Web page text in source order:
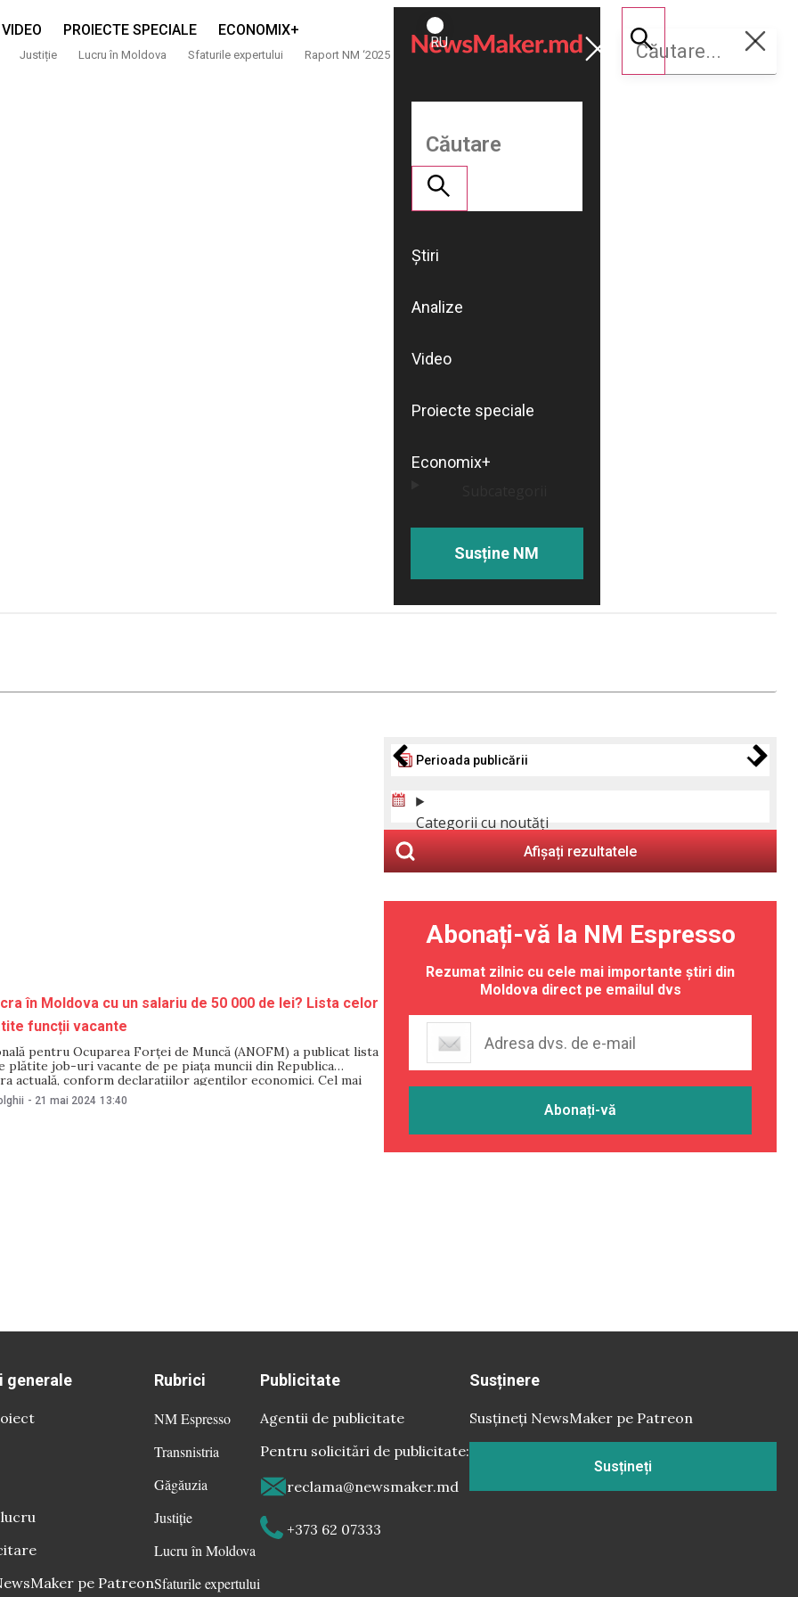
VIDEO PROIECTE SPECIALE ECONOMIX+
Justiție Lucru în Moldova Sfaturile expertului Raport NM ‘2025
ROMÂNĂ
RU
Susține
NM
Știri
Analize
Video
Proiecte speciale
Economix+
Susține NM
în Moldova cu un salariu de 50 000 de lei? Lista celor
funcții vacante
pentru Ocuparea Forței de Muncă (ANOFM) a publicat lista
plătite job-uri vacante de pe piața muncii din Republica
actuală, conform declarațiilor agenților economici. Cel mai
ofertele de muncă vacante este, în prezent, în domeniul
și constituie – 50
- 21 mai 2024 13:40
Perioada publicării
Categorii cu noutăți
Afișați rezultatele
Abonați-vă la NM Espresso
Rezumat zilnic cu cele mai importante știri din
Moldova direct pe emailul dvs
generale
pe Patreon
Rubrici
NM Espresso
Transnistria
Găgăuzia
Justiție
Lucru în Moldova
Sfaturile expertului
Publicitate
Agentii de publicitate
Pentru solicitări de publicitate:
reclama@newsmaker.md
+373 62 07333
Susținere
Susțineți NewsMaker pe Patreon
Susțineți